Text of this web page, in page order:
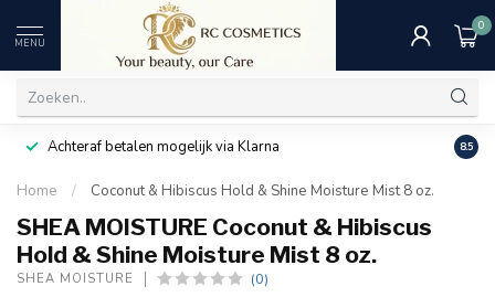
MENU
0
Achteraf betalen mogelijk via Klarna 8.5
Home / Coconut & Hibiscus Hold & Shine Moisture Mist 8 oz.
SHEA MOISTURE Coconut & Hibiscus
Hold & Shine Moisture Mist 8 oz.
SHEA MOISTURE (0)